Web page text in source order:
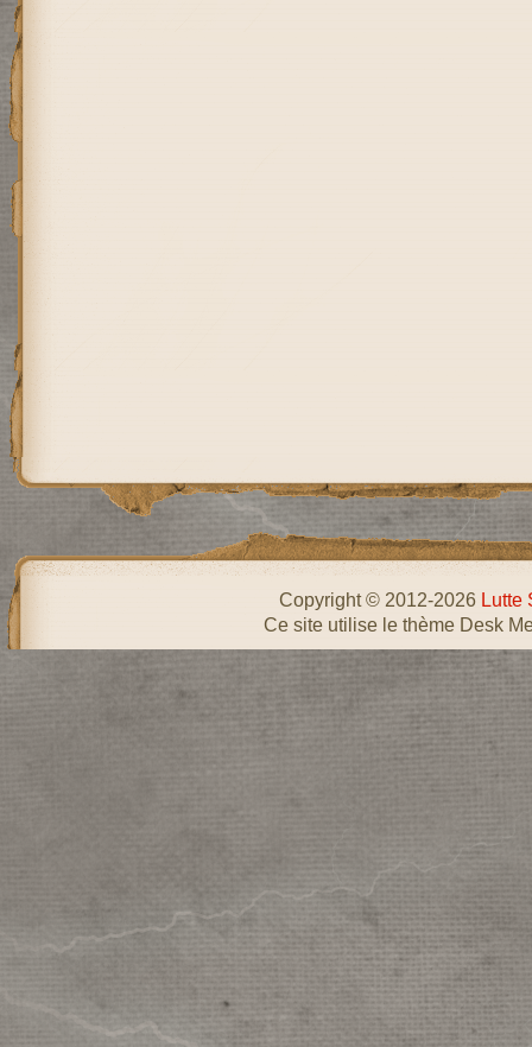
Copyright © 2012-2026 Lutte
Ce site utilise le thème Desk